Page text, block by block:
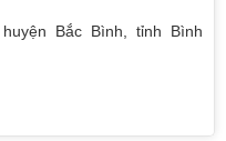
Bắc Bình, tỉnh Bình